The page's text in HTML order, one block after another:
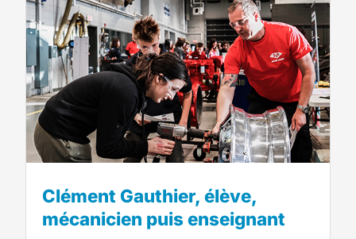
Clément Gauthier, élève,
mécanicien puis enseignant